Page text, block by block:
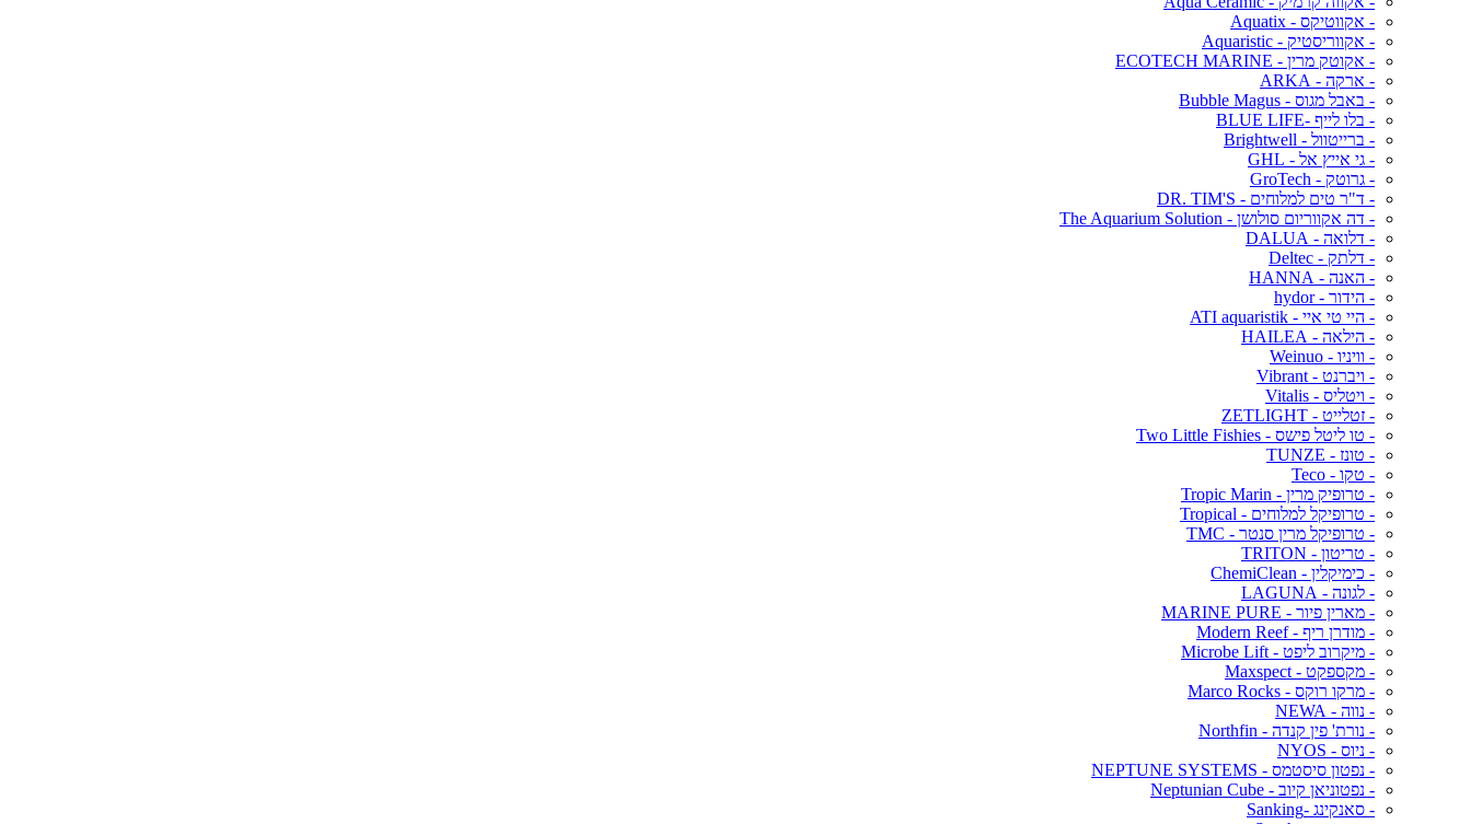
- אקווטיקס - Aquatix
- אקווריסטיק - Aquaristic
- אקוטק מרין - ECOTECH MARINE
- ארקה - ARKA
- באבל מגוס - Bubble Magus
- בלו לייף -BLUE LIFE
- ברייטוול - Brightwell
- גי אייץ אל - GHL
- גרוטק - GroTech
- ד"ר טים למלוחים - DR. TIM'S
- דה אקווריום סולושן - The Aquarium Solution
- דלואה - DALUA
- דלתק - Deltec
- האנה - HANNA
- הידור - hydor
- היי טי איי - ATI aquaristik
- הילאה - HAILEA
- וויניו - Weinuo
- ויברנט - Vibrant
- ויטליס - Vitalis
- זטלייט - ZETLIGHT
- טו ליטל פישס - Two Little Fishies
- טונז - TUNZE
- טקו - Teco
- טרופיק מרין - Tropic Marin
- טרופיקל למלוחים - Tropical
- טרופיקל מרין סנטר - TMC
- טריטון - TRITON
- כימיקלין - ChemiClean
- לגונה - LAGUNA
- מארין פיור - MARINE PURE
- מודרן ריף - Modern Reef
- מיקרוב ליפט - Microbe Lift
- מקספקט - Maxspect
- מרקו רוקס - Marco Rocks
- נווה - NEWA
- נורת' פין קנדה - Northfin
- ניוס - NYOS
- נפטון סיסטמס - NEPTUNE SYSTEMS
- נפטוניאן קיוב - Neptunian Cube
- סאנקינג -Sanking